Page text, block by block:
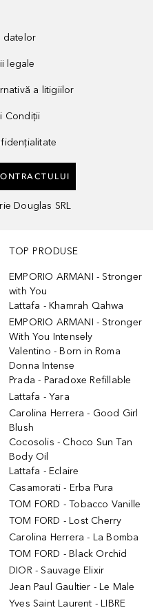
datelor
legale
a litigiilor
Condiții
Douglas SRL
TOP PRODUSE
EMPORIO ARMANI - Stronger
with You
Lattafa - Khamrah Qahwa
EMPORIO ARMANI - Stronger
With You Intensely
Valentino - Born in Roma
Donna Intense
Prada - Paradoxe Refillable
Lattafa - Yara
Carolina Herrera - Good Girl
Blush
Cocosolis - Choco Sun Tan
Body Oil
Lattafa - Eclaire
Casamorati - Erba Pura
TOM FORD - Tobacco Vanille
TOM FORD - Lost Cherry
Carolina Herrera - La Bomba
TOM FORD - Black Orchid
DIOR - Sauvage Elixir
Jean Paul Gaultier - Le Male
Yves Saint Laurent - LIBRE